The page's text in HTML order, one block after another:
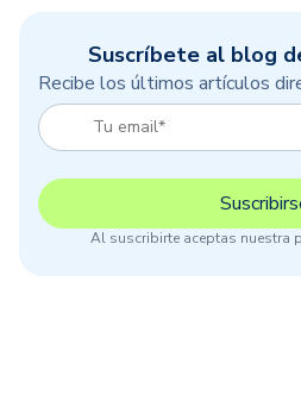
Suscríbete al blog
Recibe los últimos artículos
Al suscribirte aceptas nuestra